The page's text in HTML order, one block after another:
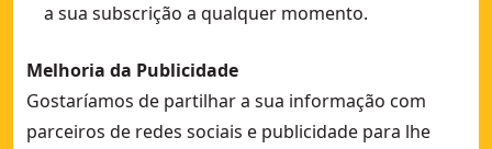
a sua subscrição a qualquer momento.
Melhoria da Publicidade
Gostaríamos de partilhar a sua informação com
parceiros de redes sociais e publicidade para lhe